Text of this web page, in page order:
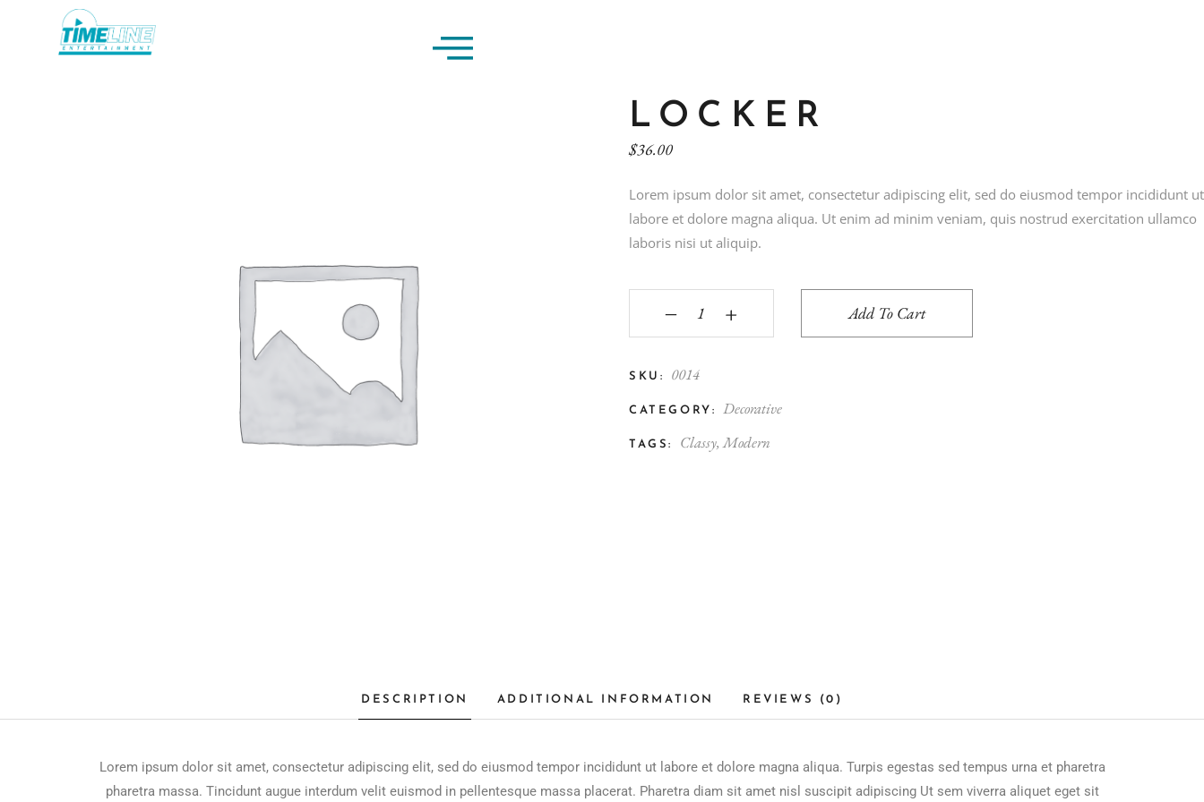
LOCKER
$36.00
Lorem ipsum dolor sit amet, consectetur adipiscing elit, sed do eiusmod tempor incididunt ut
labore et dolore magna aliqua. Ut enim ad minim veniam, quis nostrud exercitation ullamco
laboris nisi ut aliquip.
‒ + Add To Cart
SKU: 0014
CATEGORY: Decorative
TAGS: Classy,Modern
DESCRIPTION ADDITIONAL INFORMATION REVIEWS (0)
Lorem ipsum dolor sit amet, consectetur adipiscing elit, sed do eiusmod tempor incididunt ut labore et dolore magna aliqua. Turpis egestas sed tempus urna et pharetra
pharetra massa. Tincidunt augue interdum velit euismod in pellentesque massa placerat. Pharetra diam sit amet nisl suscipit adipiscing Ut sem viverra aliquet eget sit